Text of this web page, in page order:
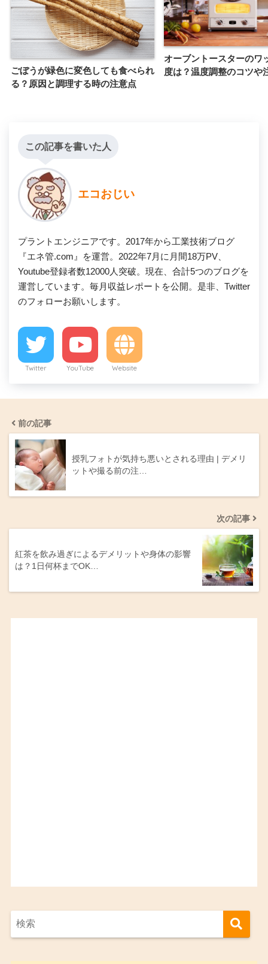
ごぼうが緑色に変色しても食べられ
る？原因と調理する時の注意点
オーブントースターのワ
度は？温度調整のコツや
この記事を書いた人
エコおじい
プラントエンジニアです。2017年から工業技術ブログ
『エネ管.com』を運営。2022年7月に月間18万PV、
Youtube登録者数12000人突破。現在、合計5つのブログを
運営しています。毎月収益レポートを公開。是非、Twitter
のフォローお願いします。
Twitter YouTube Website
前の記事
授乳フォトが気持ち悪いとされる理由 | デメリ
ットや撮る前の注…
次の記事
紅茶を飲み過ぎによるデメリットや身体の影響
は？1日何杯までOK…